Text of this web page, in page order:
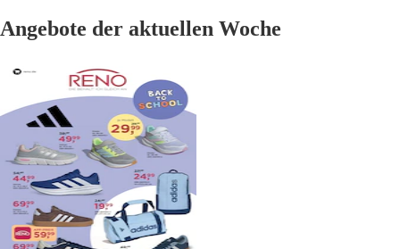
Angebote der aktuellen Woche